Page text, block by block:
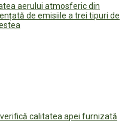
aerului atmosferic din
de emisiile a trei tipuri de
calitatea apei furnizată